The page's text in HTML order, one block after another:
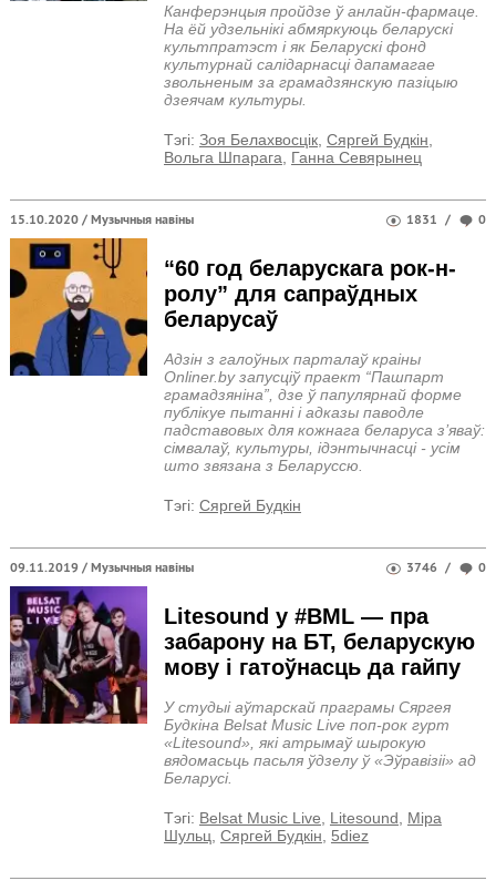
Канферэнцыя пройдзе ў анлайн-фармаце.
На ёй удзельнікі абмяркуюць беларускі
культпратэст і як Беларускі фонд
культурнай салідарнасці дапамагае
звольненым за грамадзянскую пазіцыю
дзеячам культуры.
Тэгi: Зоя Белахвосцік, Сяргей Будкін
Вольга Шпарага
Ганна Севярынец
1831 / 0
15.10.2020 /Музычныя навіны
“60 год беларускага рок-н-
ролу” для сапраўдных
беларусаў
Адзін з галоўных парталаў краіны
Onliner.by запусціў праект “Пашпарт
грамадзяніна”, дзе ў папулярнай форме
публікуе пытанні і адказы паводле
падставовых для кожнага беларуса з’яваў:
сімвалаў, культуры, ідэнтычнасці - усім
што звязана з Беларуссю.
Тэгi: Сяргей Будкін
3746 / 0
09.11.2019 /Музычныя навіны
Litesound у #BML — пра
забарону на БТ, беларускую
мову і гатоўнасць да гайпу
У студыі аўтарскай праграмы Сяргея
Будкіна Belsat Music Live поп-рок гурт
«Litesound», які атрымаў шырокую
вядомасьць пасьля ўдзелу ў «Эўравізіі» ад
Беларусі.
Тэгi: Belsat Music Live, Litesound, Міра
Шульц, Сяргей Будкін, 5diez